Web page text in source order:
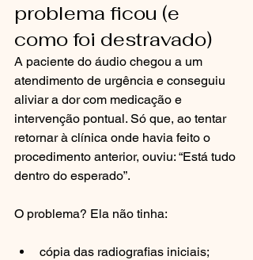
problema ficou (e
como foi destravado)
A paciente do áudio chegou a um
atendimento de urgência e conseguiu
aliviar a dor com medicação e
intervenção pontual. Só que, ao tentar
retornar à clínica onde havia feito o
procedimento anterior, ouviu: “Está tudo
dentro do esperado”.
O problema? Ela não tinha:
cópia das radiografias iniciais;